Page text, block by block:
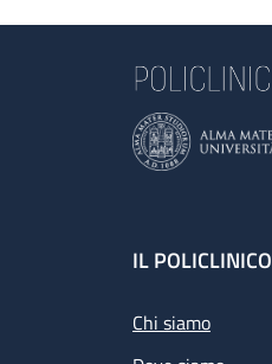
Footer
IL POLICLINICO
Chi siamo